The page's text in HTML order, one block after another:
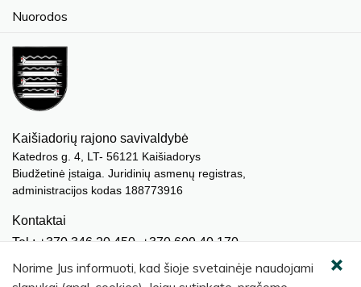
Nuorodos
Kaišiadorių rajono savivaldybė
Katedros g. 4, LT- 56121 Kaišiadorys
Biudžetinė įstaiga. Juridinių asmenų registras,
administracijos kodas 188773916
Kontaktai
Tel.: +370 346 20 450, +370 609 40 170
El. paštas.: meras@kaisiadorys.lt
dokumentai@kaisiadorys.lt
Norime Jus informuoti, kad šioje svetainėje naudojami